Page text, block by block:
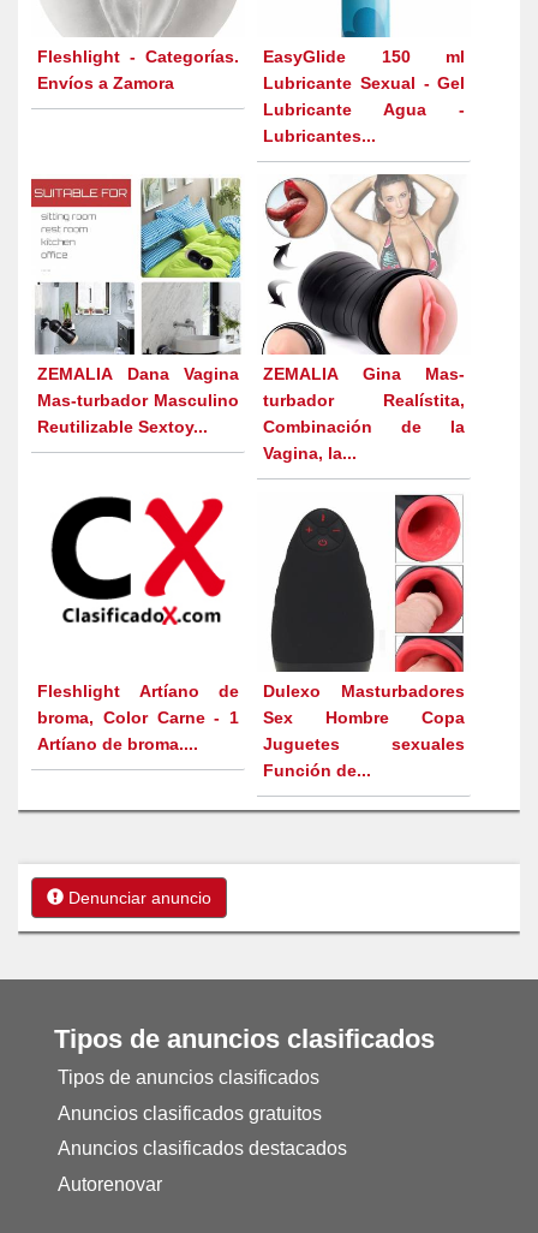
Fleshlight - Categorías.
Envíos a Zamora
EasyGlide 150 ml
Lubricante Sexual - Gel
Lubricante Agua -
Lubricantes...
ZEMALIA Dana Vagina
Mas-turbador Masculino
Reutilizable Sextoy...
ZEMALIA Gina Mas-
turbador Realístita,
Combinación de la
Vagina, la...
Fleshlight Artíano de
broma, Color Carne - 1
Artíano de broma....
Dulexo Masturbadores
Sex Hombre Copa
Juguetes sexuales
Función de...
Denunciar anuncio
Tipos de anuncios clasificados
Tipos de anuncios clasificados
Anuncios clasificados gratuitos
Anuncios clasificados destacados
Autorenovar